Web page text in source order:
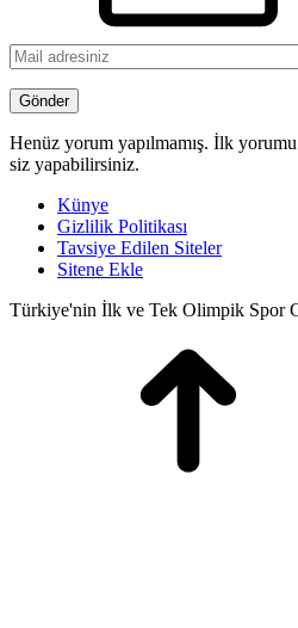
Henüz yorum yapılmamış. İlk yorumu
siz yapabilirsiniz.
Künye
Gizlilik Politikası
Tavsiye Edilen Siteler
Sitene Ekle
Türkiye'nin İlk ve Tek Olimpik Spor